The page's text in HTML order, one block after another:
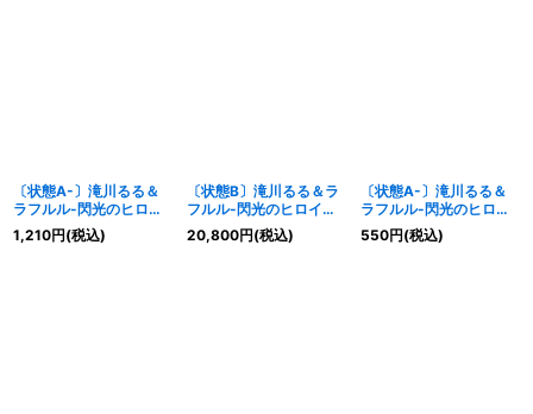
〔状態A-〕滝川るる＆
ラフルル-閃光のヒロイ
ン-【SPR】{25EX1SPR
秘1/SPR秘5}《光》
1,210円(税込)
〔状態B〕滝川るる＆ラ
フルル-閃光のヒロイン-
【SPR】{25EX1SPR秘1
超/SPR秘5}《光》
20,800円(税込)
〔状態A-〕滝川るる＆
ラフルル-閃光のヒロイ
ン-【SPR】
{25EX1SPR1/SPR5}
550円(税込)